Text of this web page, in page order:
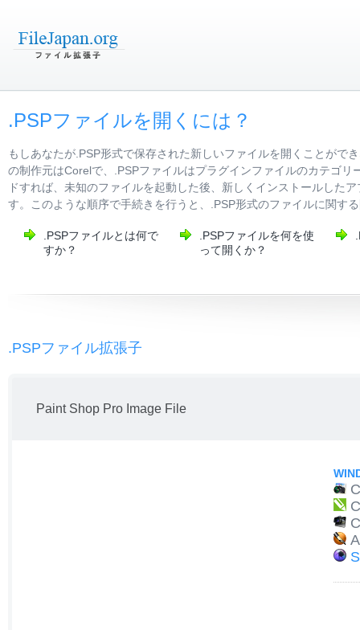
.PSPファイルを開くには？
もしあなたが.PSP形式で保存された新しいファイルを開くことがで
の制作元はCorelで、.PSPファイルはプラグインファイルのカテゴ
ドすれば、未知のファイルを起動した後、新しくインストールした
す。このような順序で手続きを行うと、.PSP形式のファイルに関す
.PSPファイルとは何で
すか？
.PSPファイルを何を使
って開くか？
.PSPファイル拡張子
Paint Shop Pro Image File